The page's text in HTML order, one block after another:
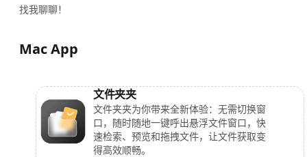
找我聊聊！
Mac App
文件夹夹
文件夹夹为你带来全新体验：无需切换窗
口，随时随地一键呼出悬浮文件窗口，快
速检索、预览和拖拽文件，让文件获取变
得高效顺畅。